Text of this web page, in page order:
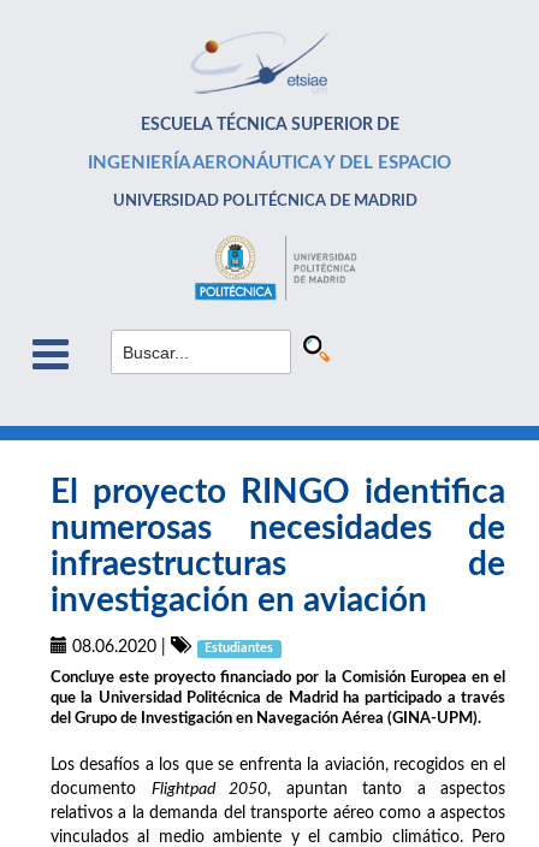
ESCUELA TÉCNICA SUPERIOR DE
INGENIERÍA AERONÁUTICA Y DEL ESPACIO
UNIVERSIDAD POLITÉCNICA DE MADRID
El proyecto RINGO identifica
numerosas necesidades de
infraestructuras de
investigación en aviación
08.06.2020 Estudiantes
Concluye este proyecto financiado por la Comisión Europea en el
que la Universidad Politécnica de Madrid ha participado a través
del Grupo de Investigación en Navegación Aérea (GINA-UPM).
Los desafíos a los que se enfrenta la aviación, recogidos en el
documento Flightpad 2050, apuntan tanto a aspectos
relativos a la demanda del transporte aéreo como a aspectos
vinculados al medio ambiente y el cambio climático. Pero